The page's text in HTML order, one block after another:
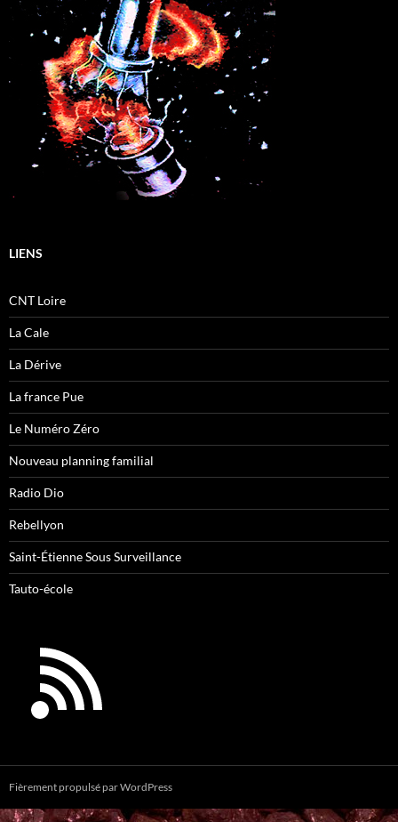
LIENS
CNT Loire
La Cale
La Dérive
La france Pue
Le Numéro Zéro
Nouveau planning familial
Radio Dio
Rebellyon
Saint-Étienne Sous Surveillance
Tauto-école
Fièrement propulsé par WordPress